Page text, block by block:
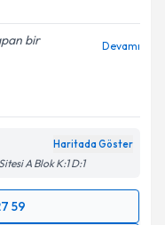
bir
Devamı
Haritada Göster
A Blok K:1 D:1
59